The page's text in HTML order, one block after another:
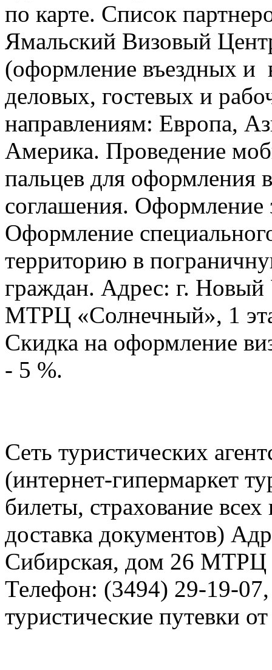
по карте. Список
Ямальский Визовый
(оформление въездных и
деловых, гостевых и
направлениям: Европа,
Америка. Проведение
пальцев для оформления
соглашения. Оформление
Оформление
территорию в
граждан. Адрес: г.
МТРЦ «Солнечный», 1
Скидка на оформление
- 5 %.
Сеть туристических
(интернет-гипермаркет
билеты, страхование
доставка документов)
Сибирская, дом 26 МТРЦ
Телефон: (3494) 29-19-
туристические путевки